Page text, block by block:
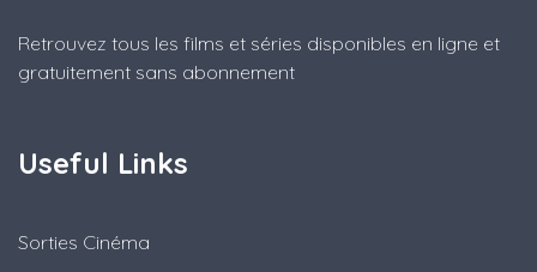
Retrouvez tous les films et séries disponibles en ligne et
gratuitement sans abonnement
Useful Links
Sorties Cinéma